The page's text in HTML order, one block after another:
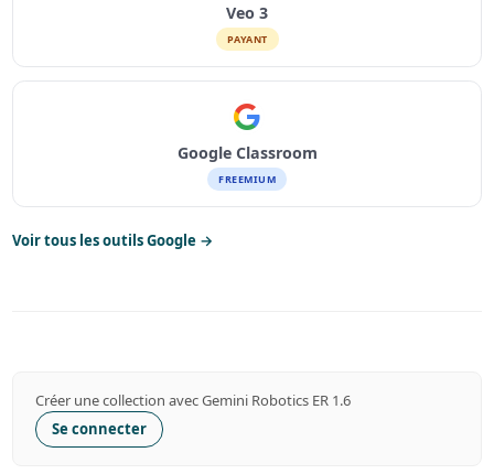
Veo 3
PAYANT
Google Classroom
FREEMIUM
Voir tous les outils Google →
Créer une collection avec Gemini Robotics ER 1.6
Se connecter